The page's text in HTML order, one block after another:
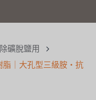
除礦脫鹽用
｜大孔型三級胺・抗